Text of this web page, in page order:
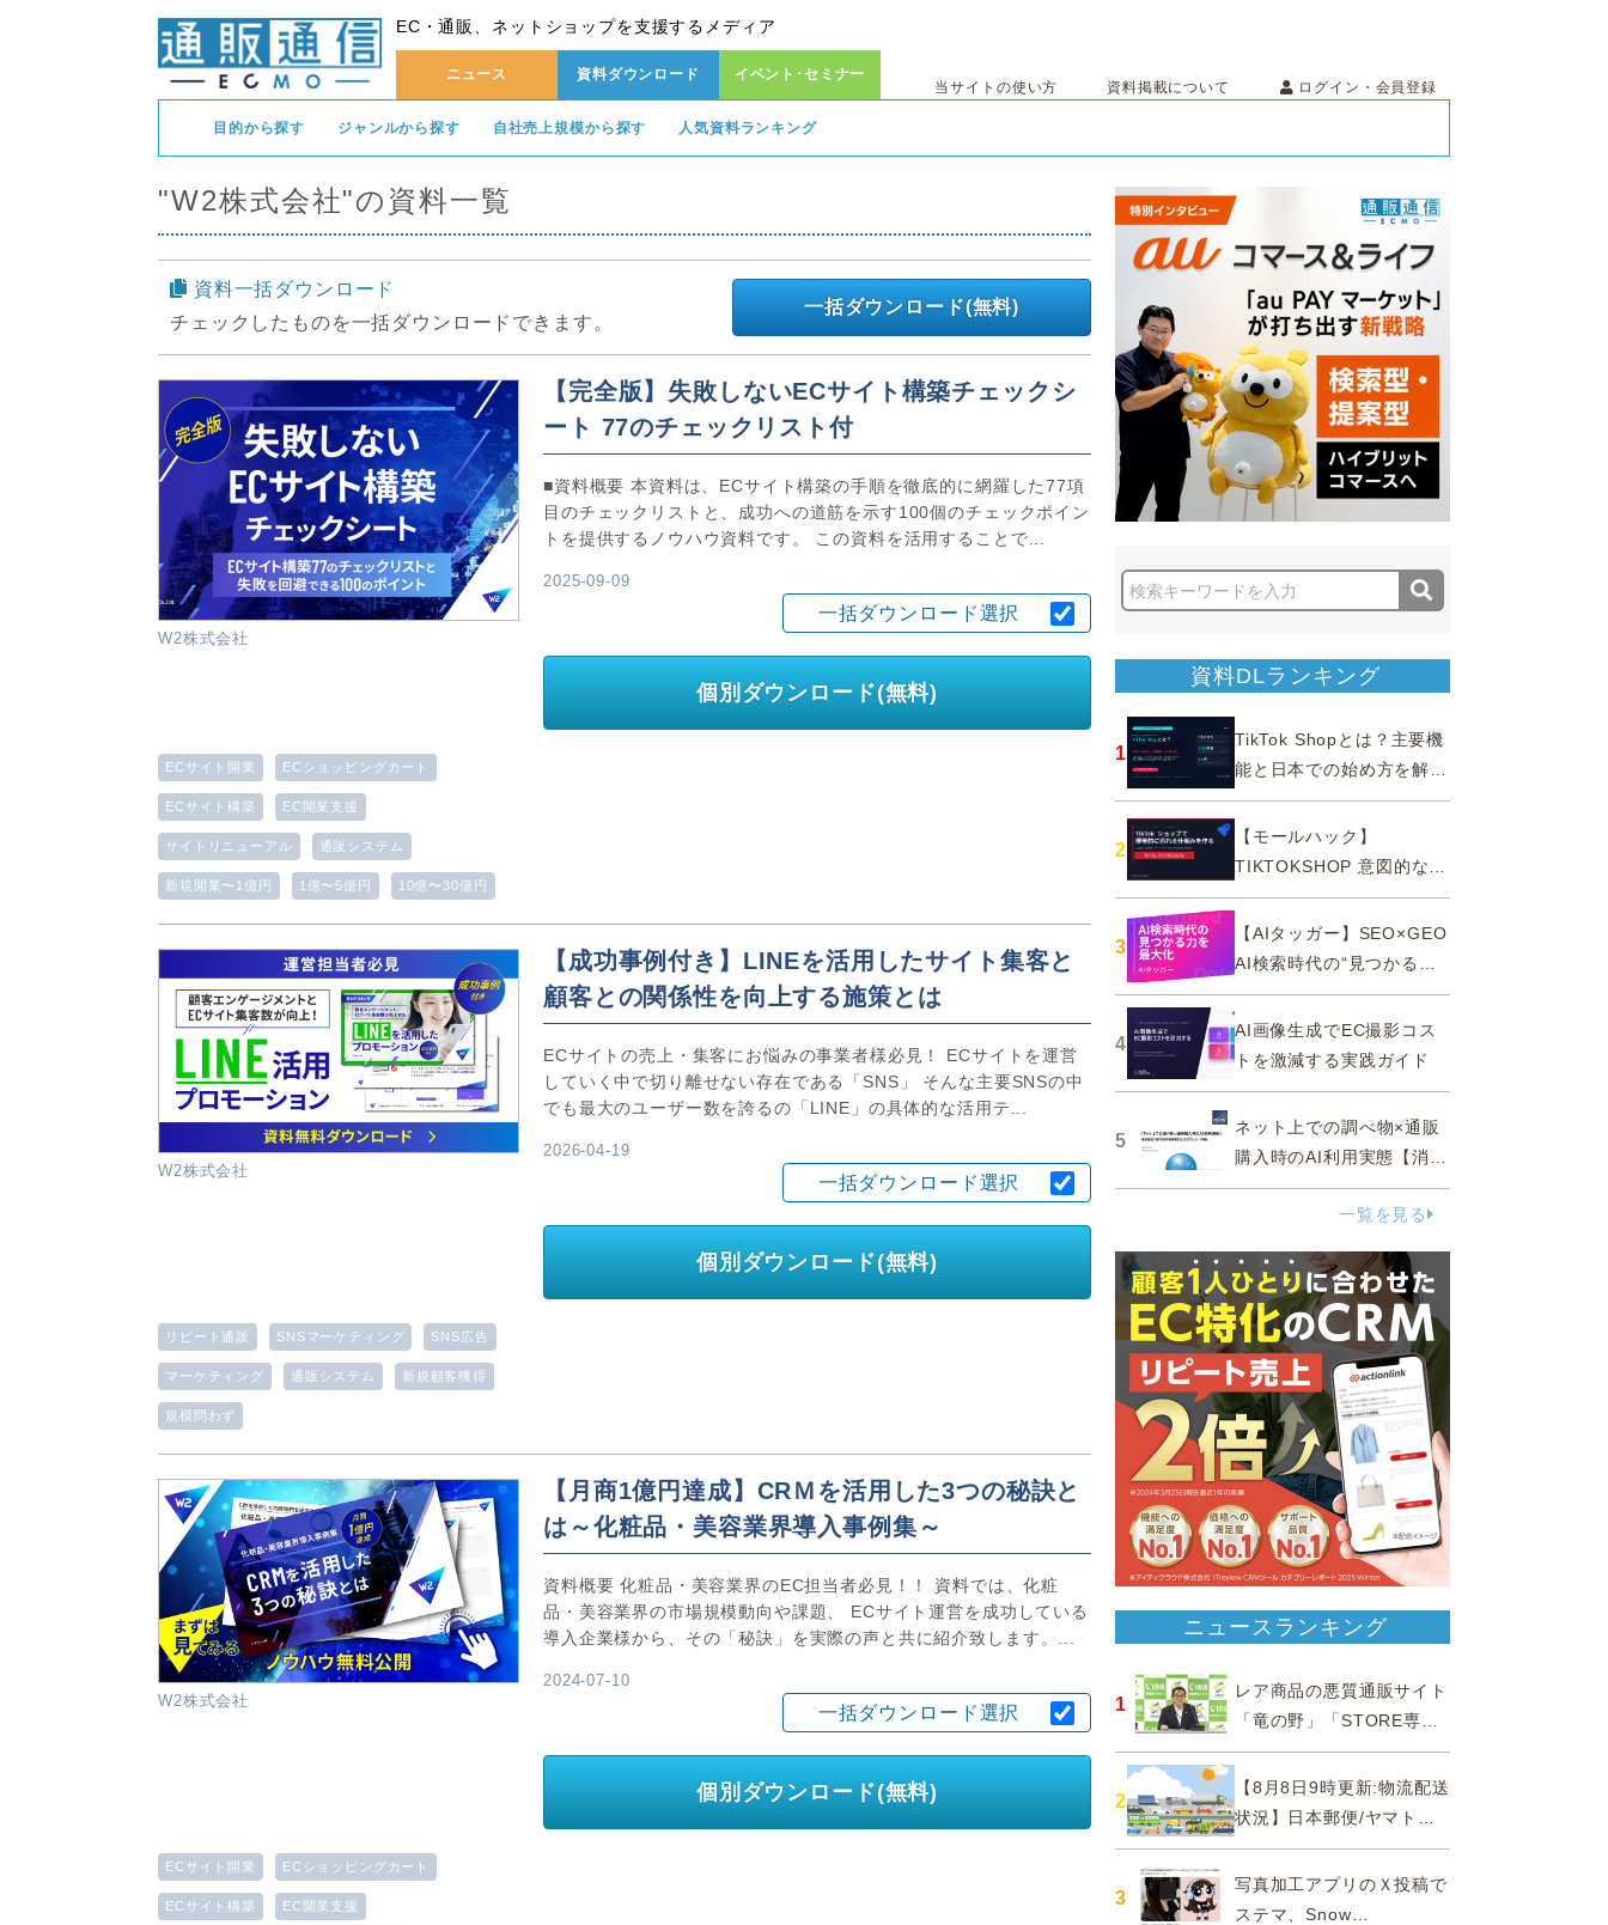
EC・通販、ネットショップを支援するメディア
ニュース 資料ダウンロード イベント･セミナー
当サイトの使い方 資料掲載について ログイン・会員登録
目的から探す ジャンルから探す 自社売上規模から探す 人気資料ランキング
"W2株式会社"の資料一覧
一括ダウンロード(無料)
資料一括ダウンロード
チェックしたものを一括ダウンロードできます。
W2株式会社
【完全版】失敗しないECサイト構築チェックシ
ート 77のチェックリスト付
■資料概要 本資料は、ECサイト構築の手順を徹底的に網羅した77項
目のチェックリストと、成功への道筋を示す100個のチェックポイン
トを提供するノウハウ資料です。 この資料を活用することで...
2025-09-09
一括ダウンロード選択
個別ダウンロード(無料)
ECサイト開業 ECショッピングカート
ECサイト構築 EC開業支援
サイトリニューアル 通販システム
新規開業〜1億円 1億〜5億円 10億〜30億円
W2株式会社
【成功事例付き】LINEを活用したサイト集客と
顧客との関係性を向上する施策とは
ECサイトの売上・集客にお悩みの事業者様必見！ ECサイトを運営
していく中で切り離せない存在である「SNS」 そんな主要SNSの中
でも最大のユーザー数を誇るの「LINE」の具体的な活用テ...
2026-04-19
一括ダウンロード選択
個別ダウンロード(無料)
リピート通販 SNSマーケティング SNS広告
マーケティング 通販システム 新規顧客獲得
規模問わず
W2株式会社
【月商1億円達成】CRＭを活用した3つの秘訣と
は～化粧品・美容業界導入事例集～
資料概要 化粧品・美容業界のEC担当者必見！！ 資料では、化粧
品・美容業界の市場規模動向や課題、 ECサイト運営を成功している
導入企業様から、その「秘訣」を実際の声と共に紹介致します。...
2024-07-10
一括ダウンロード選択
個別ダウンロード(無料)
ECサイト開業 ECショッピングカート
ECサイト構築 EC開業支援
資料DLランキング
1
TikTok Shopとは？主要機
能と日本での始め方を解説
｜公式認定パートナー
2
【モールハック】
TIKTOKSHOP 意図的なバ
ズを生む法則
3
【AIタッガー】SEO×GEO
AI検索時代の“見つかる
力”を最大化
4
AI画像生成でEC撮影コス
トを激減する実践ガイド
5
ネット上での調べ物×通販
購入時のAI利用実態【消費
者調査 2025】
一覧を見る
ニュースランキング
1
レア商品の悪質通販サイト
「竜の野」「STORE専門
ショップ」などに注意…消
費者庁
2
【8月8日9時更新:物流配送
状況】日本郵便/ヤマト運
輸/佐川急便/西濃運輸/福山
通運
3
写真加工アプリのＸ投稿で
ステマ、Snow